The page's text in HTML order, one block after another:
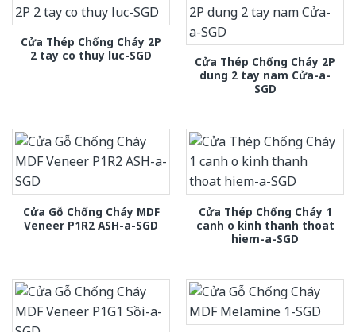
Cửa Thép Chống Cháy 2P
2 tay co thuy luc-SGD
Cửa Thép Chống Cháy 2P
dung 2 tay nam Cửa-a-
SGD
Cửa Gỗ Chống Cháy MDF
Veneer P1R2 ASH-a-SGD
Cửa Thép Chống Cháy 1
canh o kinh thanh thoat
hiem-a-SGD